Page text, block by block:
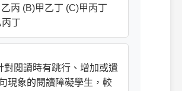
丙 (B)甲乙丁 (C)甲丙丁
丁
對閱讀時有跳行、增加或遺
現象的閱讀障礙學生，較